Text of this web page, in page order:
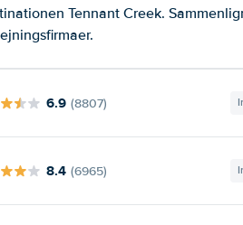
Tennant Creek.
6.9 (8807)
8.4 (6965)